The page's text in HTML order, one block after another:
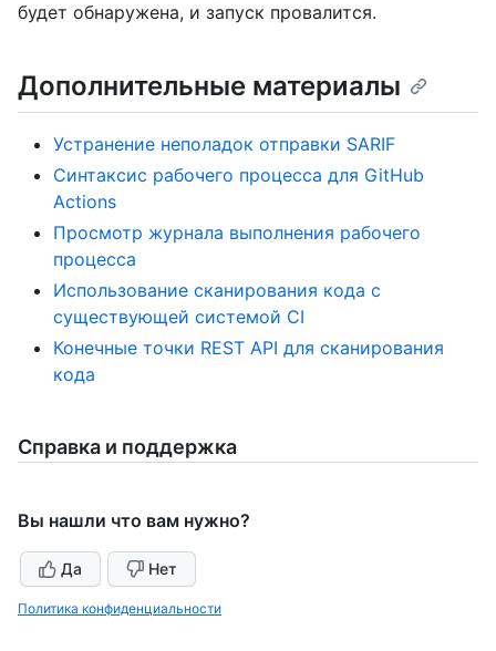
будет обнаружена, и запуск провалится.
Дополнительные материалы
Устранение неполадок отправки SARIF
Синтаксис рабочего процесса для GitHub
Actions
Просмотр журнала выполнения рабочего
процесса
Использование сканирования кода с
существующей системой CI
Конечные точки REST API для сканирования
кода
Справка и поддержка
Вы нашли что вам нужно?
Да Нет
Политика конфиденциальности